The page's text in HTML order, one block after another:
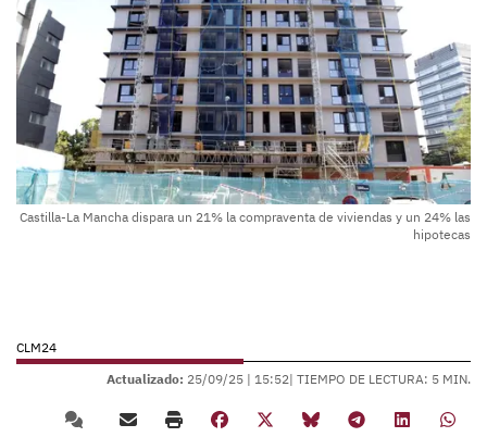
Castilla-La Mancha dispara un 21% la compraventa de viviendas y un 24% las
hipotecas
CLM24
Actualizado: 25/09/25 | 15:52| TIEMPO DE LECTURA: 5 MIN.